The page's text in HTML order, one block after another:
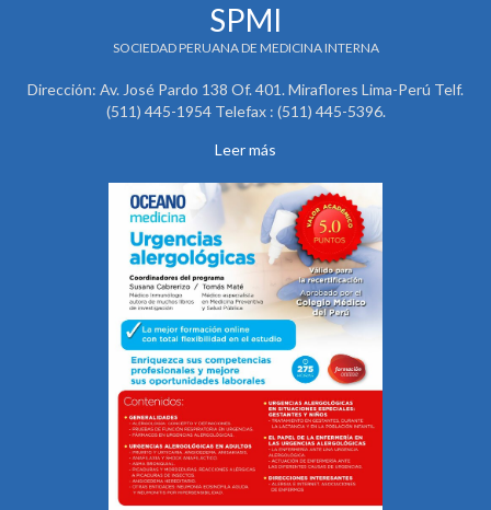
SPMI
SOCIEDAD PERUANA DE MEDICINA INTERNA
Dirección: Av. José Pardo 138 Of. 401. Miraflores Lima-Perú Telf.
(511) 445-1954 Telefax : (511) 445-5396.
Leer más